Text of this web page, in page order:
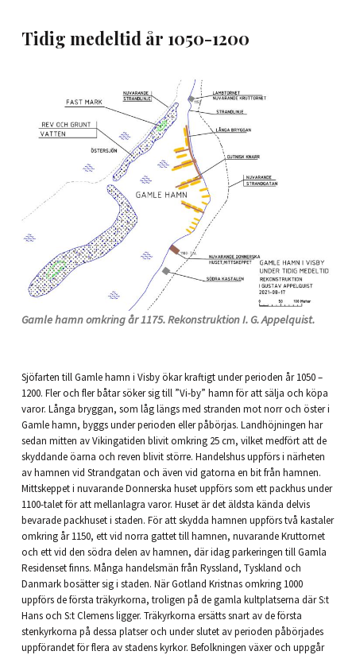
Tidig medeltid år 1050-1200
Gamle hamn omkring år 1175. Rekonstruktion I. G. Appelquist.
Sjöfarten till Gamle hamn i Visby ökar kraftigt under perioden år 1050 –
1200. Fler och fler båtar söker sig till ”Vi-by” hamn för att sälja och köpa
varor. Långa bryggan, som låg längs med stranden mot norr och öster i
Gamle hamn, byggs under perioden eller påbörjas. Landhöjningen har
sedan mitten av Vikingatiden blivit omkring 25 cm, vilket medfört att de
skyddande öarna och reven blivit större. Handelshus uppförs i närheten
av hamnen vid Strandgatan och även vid gatorna en bit från hamnen.
Mittskeppet i nuvarande Donnerska huset uppförs som ett packhus under
1100-talet för att mellanlagra varor. Huset är det äldsta kända delvis
bevarade packhuset i staden. För att skydda hamnen uppförs två kastaler
omkring år 1150, ett vid norra gattet till hamnen, nuvarande Kruttornet
och ett vid den södra delen av hamnen, där idag parkeringen till Gamla
Residenset finns. Många handelsmän från Ryssland, Tyskland och
Danmark bosätter sig i staden. När Gotland Kristnas omkring 1000
uppförs de första träkyrkorna, troligen på de gamla kultplatserna där S:t
Hans och S:t Clemens ligger. Träkyrkorna ersätts snart av de första
stenkyrkorna på dessa platser och under slutet av perioden påbörjades
uppförandet för flera av stadens kyrkor. Befolkningen växer och uppgår